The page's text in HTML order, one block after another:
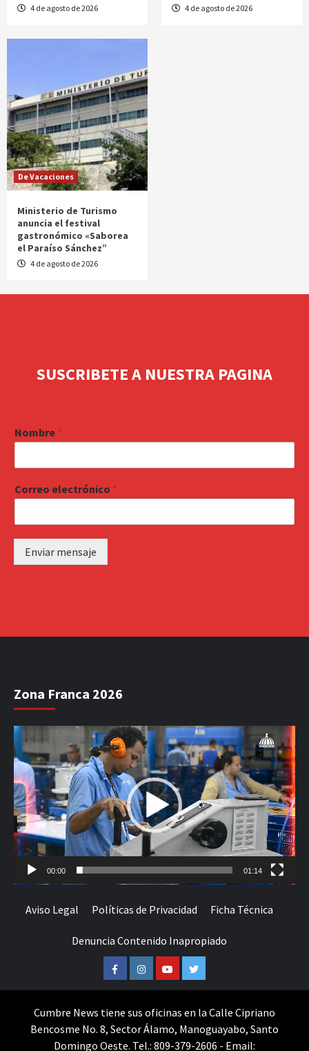
4 de agosto de 2026 4 de agosto de 2026
De Vacaciones
Ministerio de Turismo
anuncia el festival
gastronómico «Saborea
el Paraíso Sánchez”
4 de agosto de 2026
SUSCRIBETE A NUESTRA PAGINA
Nombre *
Correo electrónico *
Enviar mensaje
Zona Franca 2026
Reproductor
de
vídeo
00:00 01:14
Aviso Legal Políticas de Privacidad Ficha Técnica
Denuncia Contenido Inapropiado
FacebookInstagramYoutubeTwitter
Cumbre News tiene sus oficinas en la Calle Cipriano
Bencosme No. 8, Sector Álamo, Manoguayabo, Santo
Domingo Oeste. Tel.: 809-379-2606 - Email: